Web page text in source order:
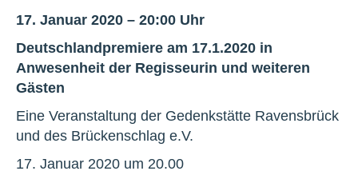
17. Januar 2020 – 20:00 Uhr
Deutschlandpremiere am 17.1.2020 in
Anwesenheit der Regisseurin und weiteren
Gästen
Eine Veranstaltung der Gedenkstätte Ravensbrück
und des Brückenschlag e.V.
17. Januar 2020 um 20.00